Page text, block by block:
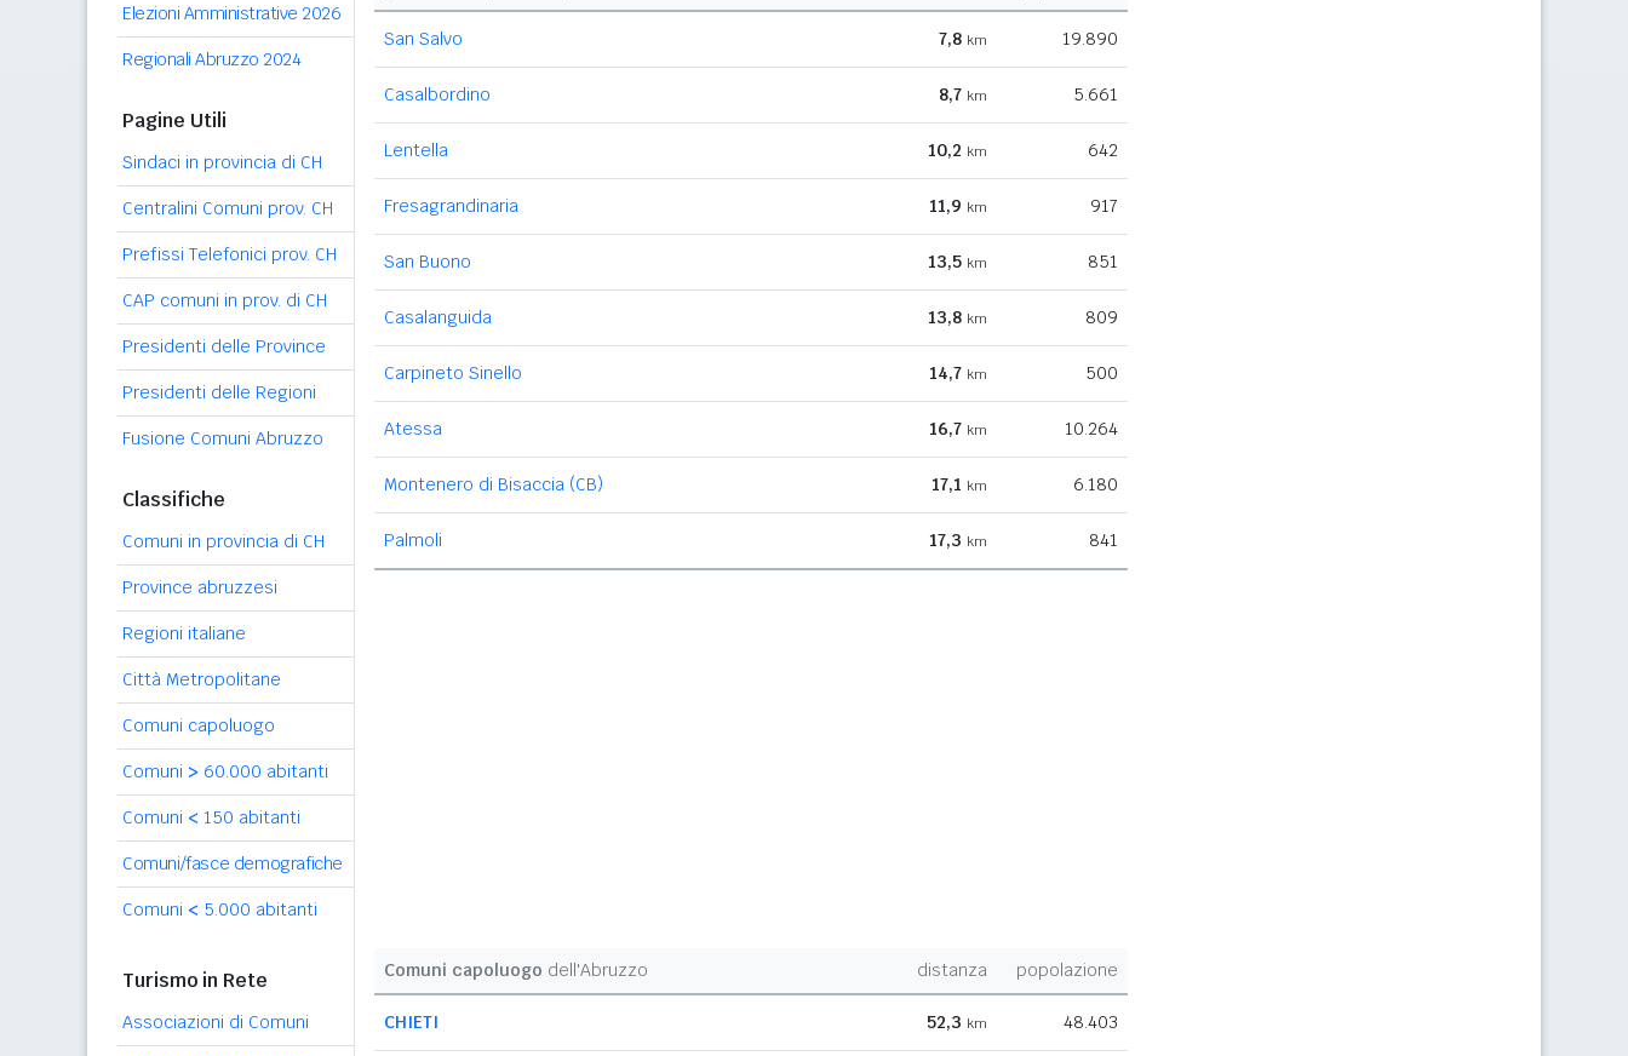
Elezioni Amministrative 2026
Regionali Abruzzo 2024
Pagine Utili
Sindaci in provincia di CH
Centralini Comuni prov. CH
Prefissi Telefonici prov. CH
CAP comuni in prov. di CH
Presidenti delle Province
Presidenti delle Regioni
Fusione Comuni Abruzzo
Classifiche
Comuni in provincia di CH
Province abruzzesi
Regioni italiane
Città Metropolitane
Comuni capoluogo
Comuni > 60.000 abitanti
Comuni < 150 abitanti
Comuni/fasce demografiche
Comuni < 5.000 abitanti
Turismo in Rete
Associazioni di Comuni
San Salvo 7,8 km 19.890
Casalbordino 8,7 km 5.661
Lentella 10,2 km 642
Fresagrandinaria 11,9 km 917
San Buono 13,5 km 851
Casalanguida 13,8 km 809
Carpineto Sinello 14,7 km 500
Atessa 16,7 km 10.264
Montenero di Bisaccia (CB) 17,1 km 6.180
Palmoli 17,3 km 841
Comuni capoluogo dell'Abruzzo distanza popolazione
CHIETI 52,3 km 48.403